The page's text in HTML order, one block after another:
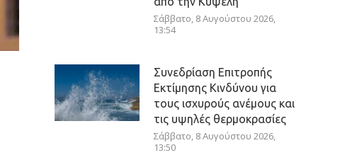
Σάββατο, 8 Αυγούστου 2026,
13:54
Συνεδρίαση Επιτροπής
Εκτίμησης Κινδύνου για
τους ισχυρούς ανέμους και
τις υψηλές θερμοκρασίες
Σάββατο, 8 Αυγούστου 2026,
13:50